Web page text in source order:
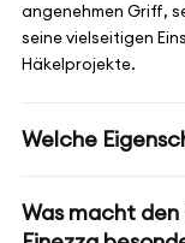
angenehmen Griff,
seine vielseitigen
Häkelprojekte.
Welche
Was macht